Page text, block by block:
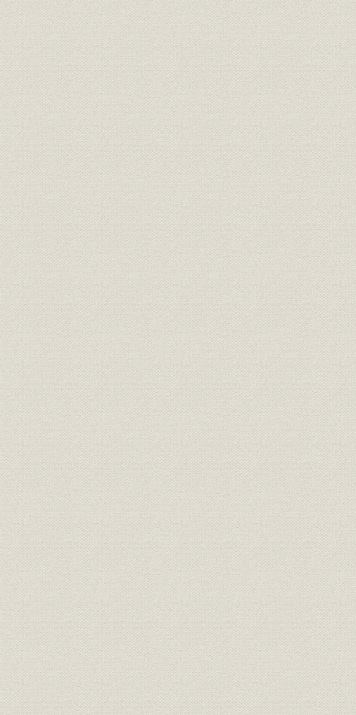
る。左から木戸孝充、山口尚
芳、岩倉具視、伊藤博文、大久
保利通。
靴;生産
『明治七年府県物産表』におけ
る靴の算出額
明治7年
靴;風俗
画家ワーグマンは、神戸で靴を
履く日本人を観察してスケッチ
を明治13年11月発行の英国の大
衆週刊誌に掲載した。「結果と
してウオノ目がはやることは確
実」と皮肉な注がつけられてい
る。
明治13年
事業所
「依田西村組造靴場本店」。
『東京名家繁昌図録』に、その
石版画が掲載された。その後、
明治17年さらに「桜組」と改称
した。
明治17年
経営者;役員
大沢省三 のちに日本製靴の初代
専務取締役となった。
[明治10年
経営者 若き日の渋沢栄一 [明治12年
投資 元佐倉藩主・堀田正倫 [明治12年
事業所
明治中期における桜組の全景。
(築地)
[明治中期
事業所
隅田川に面した向島に設けられ
た桜組の製革場。
[明治中期
事業所
「桜組」として西村勝三の製
靴・製革事業は立て直しに成功
した。その本店は、築地1丁目
ほぼ現在の中央区役所の地にあ
った。また、銀座3丁目には出
張所を設け、往来する人々の目
を引いた。
[明治14年
靴;風俗
ワーグマン描く、西南戦争に向
かう官軍の警ら隊。主として関
東以北の旧士族が多く応募した